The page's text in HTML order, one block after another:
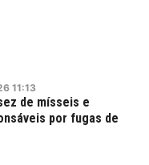
11:13
de mísseis e
por fugas de